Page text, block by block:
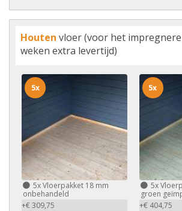
Houten vloer (voor het
weken extra levertijd)
5xVloerpakket 18 mm
onbehandeld
+€ 309,75
5x
5x
groen
+€ 404,75
5x